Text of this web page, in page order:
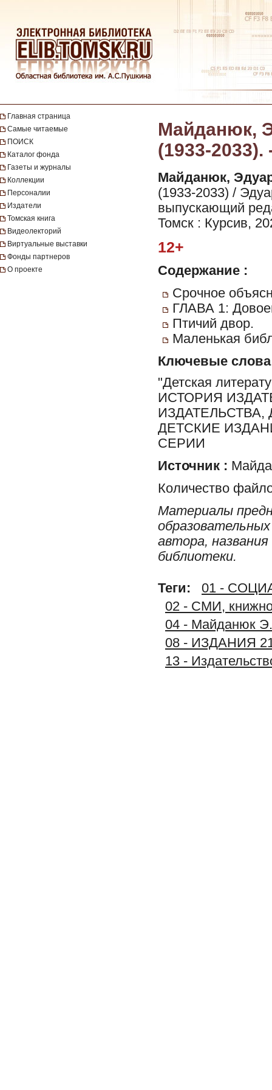
Главная страница
Самые читаемые
ПОИСК
Каталог фонда
Газеты и журналы
Коллекции
Персоналии
Издатели
Томская книга
Видеолекторий
Виртуальные выставки
Фонды партнеров
О проекте
Майданюк,
(1933-2033).
Майданюк,
(1933-2033) /
выпускающий
Томск : Курсив,
12+
Содержание :
Срочное
ГЛАВА 1:
Птичий двор.
Маленькая
Ключевые слова
"Детская
ИСТОРИЯ
ИЗДАТЕЛЬСТВА,
ДЕТСКИЕ
СЕРИИ
Источник :
Количество
Материалы
автора,
библиотеки.
Теги:
01 -
02 - СМИ,
04 - Майданюк Э.
08 - ИЗДАНИЯ
13 -